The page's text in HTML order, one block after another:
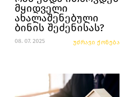
მყიდველი
ახალაშენებული
ბინის შეძენისას?
08. 07. 2025 უძრავი ქონება